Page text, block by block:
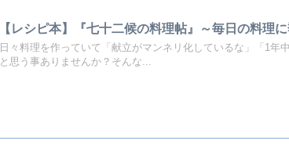
【レシピ本】『七十二候の料理帖』～毎日の料理
日々料理を作っていて「献立がマンネリ化しているな」「1年
と思う事ありませんか？そんな...